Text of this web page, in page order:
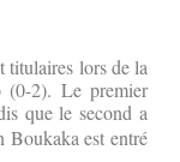
lors de la
(0-2). Le premier
que le second a
Boukaka est entré